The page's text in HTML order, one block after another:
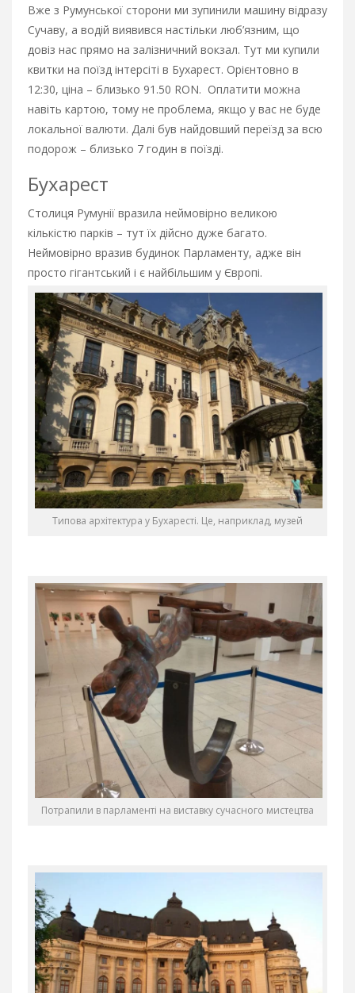
Вже з Румунської сторони ми зупинили машину відразу
Сучаву, а водій виявився настільки люб’язним, що
довіз нас прямо на залізничний вокзал. Тут ми купили
квитки на поїзд інтерсіті в Бухарест. Орієнтовно в
12:30, ціна – близько 91.50 RON. Оплатити можна
навіть картою, тому не проблема, якщо у вас не буде
локальної валюти. Далі був найдовший переїзд за всю
подорож – близько 7 годин в поїзді.
Бухарест
Столиця Румунії вразила неймовірно великою
кількістю парків – тут їх дійсно дуже багато.
Неймовірно вразив будинок Парламенту, адже він
просто гігантський і є найбільшим у Європі.
Типова архітектура у Бухаресті. Це, наприклад, музей
Потрапили в парламенті на виставку сучасного мистецтва